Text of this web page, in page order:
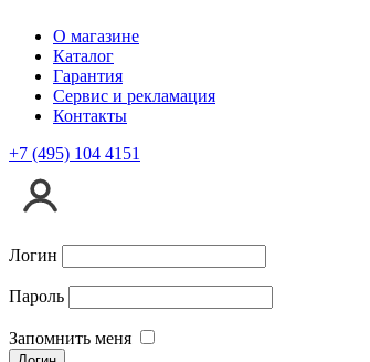
О магазине
Каталог
Гарантия
Сервис и рекламация
Контакты
+7 (495) 104 4151
Логин
Пароль
Запомнить меня